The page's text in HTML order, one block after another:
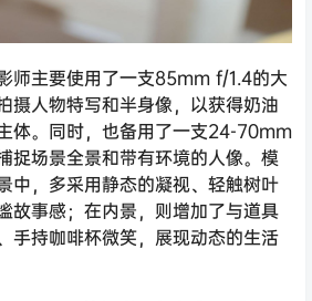
师主要使用了一支85mm f/1.4的大
摄人物特写和半身像，以获得奶油
体。同时，也备用了一支24-70mm
捉场景全景和带有环境的人像。模
中，多采用静态的凝视、轻触树叶
故事感；在内景，则增加了与道具
手持咖啡杯微笑，展现动态的生活